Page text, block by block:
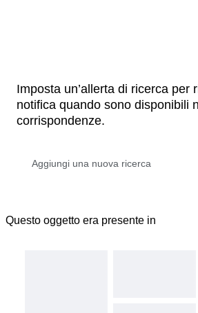
Imposta un’allerta di ricerca per
notifica quando sono disponibili
corrispondenze.
Questo oggetto era presente in